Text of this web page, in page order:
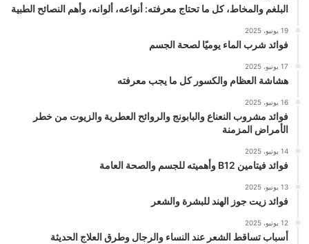
البلغم والمخاط، كل ما تحتاج معرفته: أنواعه، ألوانه، وأهم النصائح الطبية
19 يونيو، 2025
فوائد شرب الماء يوميًا لصحة الجسم
17 يونيو، 2025
هشاشة العظام والكسور كل ما يجب معرفته
16 يونيو، 2025
فوائد مشروب النعناع والبابونج والروائح العطرية والزيوت من خطر
الأمراض المزمنة
14 يونيو، 2025
فوائد فيتامين B12 وأهميته للجسم والصحة العامة
13 يونيو، 2025
فوائد زيت جوز الهند للبشرة والشعر
12 يونيو، 2025
أسباب تساقط الشعر عند النساء والرجال وطرق العلاج الحديثة